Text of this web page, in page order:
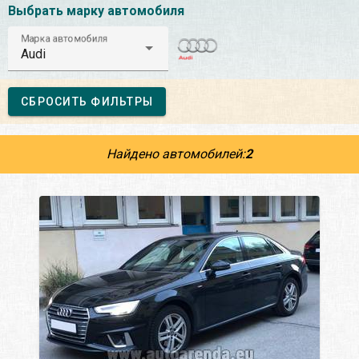
Выбрать марку автомобиля
Марка автомобиля
Audi
СБРОСИТЬ ФИЛЬТРЫ
Найдено автомобилей:2